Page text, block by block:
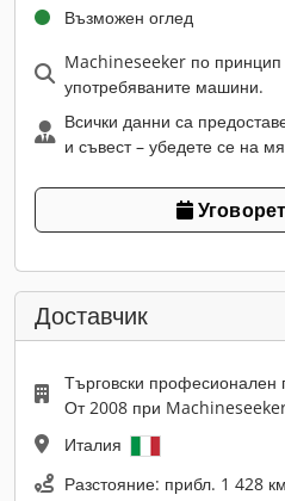
Възможен оглед
Machineseeker по принцип
употребяваните машини.
Всички данни са
и съвест – убедете се на
Доставчик
Търговски професионален
От 2008 при
Италия
Разстояние: прибл. 1 428 км